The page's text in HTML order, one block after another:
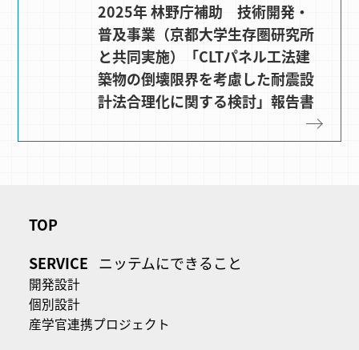
2025年 林野庁補助 技術開発・
普及事業（京都大学生存圏研究所
と共同実施）「CLTパネル工法建
築物の倒壊限界を考慮した耐震設
計法合理化に関する検討」報告書
TOP
SERVICE ニッテムにできること
開発設計
個別設計
産学官連携プロジェクト